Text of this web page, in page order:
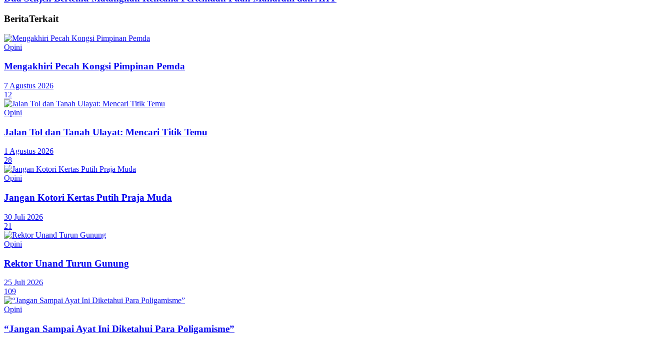
BeritaTerkait
Opini
Mengakhiri Pecah Kongsi Pimpinan Pemda
7 Agustus 2026
12
Opini
Jalan Tol dan Tanah Ulayat: Mencari Titik Temu
1 Agustus 2026
28
Opini
Jangan Kotori Kertas Putih Praja Muda
30 Juli 2026
21
Opini
Rektor Unand Turun Gunung
25 Juli 2026
109
Opini
“Jangan Sampai Ayat Ini Diketahui Para Poligamisme”